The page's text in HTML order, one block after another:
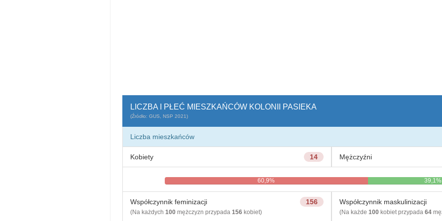
LICZBA I PŁEĆ MIESZKAŃCÓW KOLONII PASIEKA
(Źródło: GUS, NSP 2021)
Liczba mieszkańców
14
Kobiety Mężczyźni
60,9% 39,1%
156
Współczynnik feminizacji
(Na każdych 100mężczyzn przypada 156kobiet)
Współczynnik maskulinizacji
(Na każde 100kobiet przypada 64